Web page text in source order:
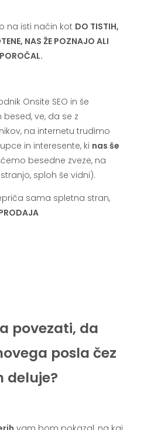
na isti način kot DO TISTIH,
NAS ŽE POZNAJO ALI
Onsite SEO in še
ve, da se z
na internetu trudimo
in interesente, ki nas še
besedne zveze, na
sploh še vidni).
sama spletna stran,
povezati, da
posla čez
deluje?